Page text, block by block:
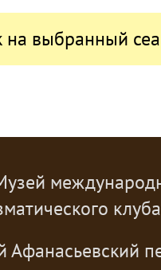
на выбранный
Афанасьевский